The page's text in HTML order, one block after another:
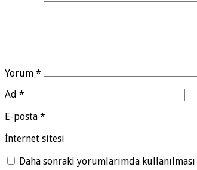
Yorum *
Ad *
E-posta *
İnternet sitesi
Daha sonraki yorumlarımda